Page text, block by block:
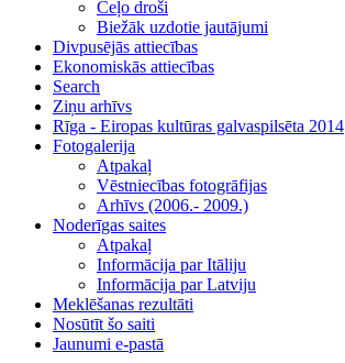
Ceļo droši
Biežāk uzdotie jautājumi
Divpusējās attiecības
Ekonomiskās attiecības
Search
Ziņu arhīvs
Rīga - Eiropas kultūras galvaspilsēta 2014
Fotogalerija
Atpakaļ
Vēstniecības fotogrāfijas
Arhīvs (2006.- 2009.)
Noderīgas saites
Atpakaļ
Informācija par Itāliju
Informācija par Latviju
Meklēšanas rezultāti
Nosūtīt šo saiti
Jaunumi e-pastā